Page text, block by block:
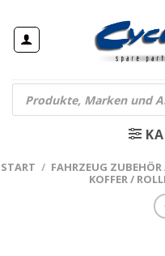
Inhalt
springen
Products
search
START / FAHRZEUG
KOFFER /